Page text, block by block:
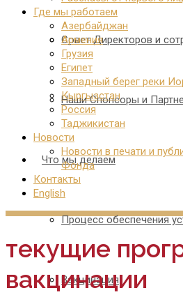
Совет Директоров и
Наши Спонсоры и
Что мы делаем
Процесс обеспечения
Вакцинация
Где мы работаем
Азербайджан
Армения
Грузия
Египет
Западный берег реки
Кыргызстан
Россия
Таджикистан
Новости
Новости в печати и
Фонда
Контакты
English
текущие
вакцинации